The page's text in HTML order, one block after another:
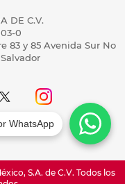
DE C.V.
0
83 y 85 Avenida Sur No
S.A. de C.V. Todos los
WhatsApp